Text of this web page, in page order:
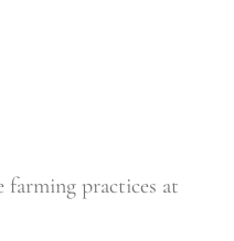
farming practices at